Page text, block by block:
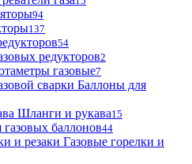
94
137
54
редукторов2
газовые7
Баллоны для
Шланги и рукава15
баллонов44
Газовые горелки и